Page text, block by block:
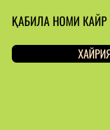
ҚАБИЛА НОМИ КАЙР